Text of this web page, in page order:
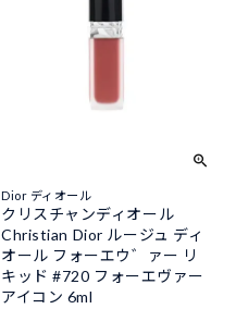
Dior ディオール
クリスチャンディオール
Christian Dior ルージュ ディ
オール フォーエウ゛ァー リ
キッド #720 フォーエヴァー
アイコン 6ml